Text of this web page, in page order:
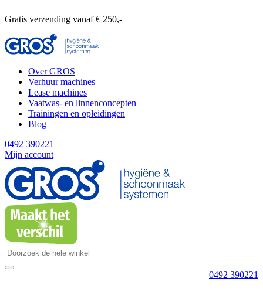
Gratis verzending vanaf € 250,-
Over GROS
Verhuur machines
Lease machines
Vaatwas- en linnenconcepten
Trainingen en opleidingen
Blog
0492 390221
Mijn account
0492 390221